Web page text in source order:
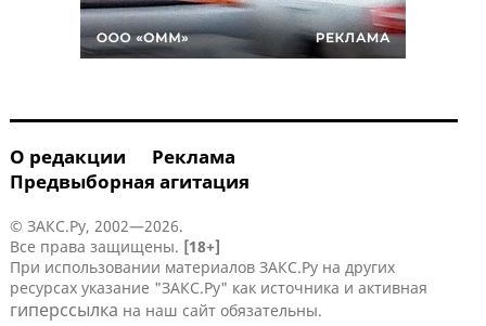
О редакции
Реклама
Предвыборная агитация
© ЗАКС.Ру, 2002—2026.
Все права защищены. [18+]
При использовании материалов ЗАКС.Ру на других
ресурсах указание "ЗАКС.Ру" как источника и активная
гиперссылка на наш сайт обязательны.